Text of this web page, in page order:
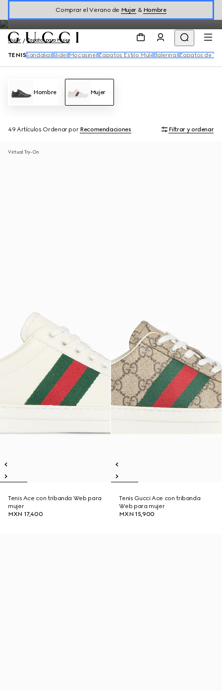
Comprar el Verano de Mujer& Hombre
siluetas dinámicas.
Mujer Zapatos para Mujer
TENIS Sandalias Slides Mocasines Zapatos Estilo Mule Balerinas Zapatos de
Hombre Mujer
49 Artículos Ordenar por Recomendaciones Filtrar y ordenar
Virtual Try-On
Tenis Ace con tribanda Web para
mujer
MXN 17,400
Tenis Gucci Ace con tribanda
Web para mujer
MXN 15,900